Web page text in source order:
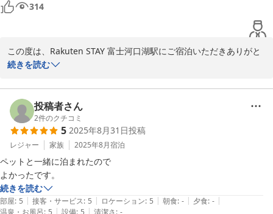
314
この度は、Rakuten STAY 富士河口湖駅にご宿泊いただきありがと
うございました。
お部屋の広さや清潔さについてお褒めの言葉を賜り、光栄に存じま
す。あいにくの雨により屋上BBQをご利用いただけなかったとのこ
と、せっかくのご計画に添えず心苦しく存じますが、室内の食器や
ホットプレートでお楽しみいただけたとのお話に安堵いたしまし
た。
一方、周辺の道が細く運転が大変だったとのこと、ご負担をおかけ
し申し訳ございません。
続きを読む
投稿者さん
2件のクチコミ
5 2025年8月31日投稿
レジャー 家族 2025年8月宿泊
ペットと一緒に泊まれたので
よかったです。
続きを読む
部屋: 5 | 接客・サービス: 5 | ロケーション: 5 | 朝食: - | 夕食: - |
温泉・お風呂: 5 | 設備: 5 | 清潔さ: -